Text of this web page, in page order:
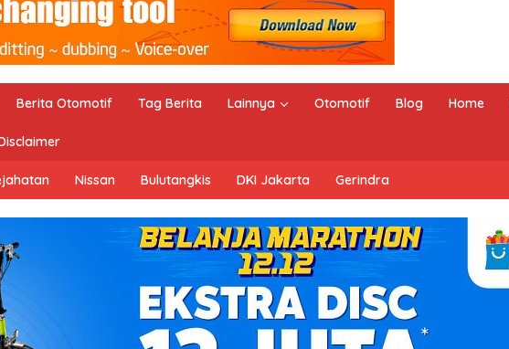
Berita Otomotif Tag Berita Lainnya Otomotif Blog Home
Nissan Bulutangkis DKI Jakarta Gerindra